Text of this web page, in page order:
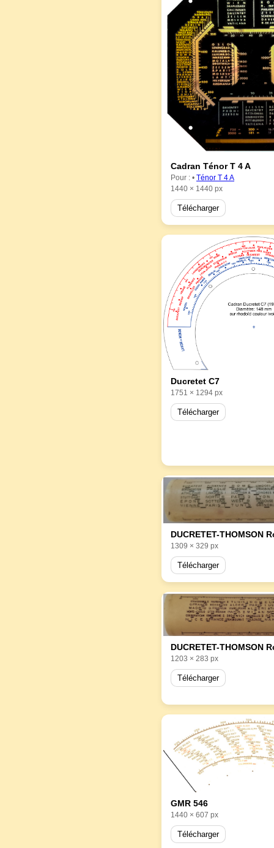
Cadran Ténor T 4 A
Pour : • Ténor T 4 A
1440 × 1440 px
Télécharger
Ducretet C7
1751 × 1294 px
Télécharger
1309 × 329 px
Télécharger
1203 × 283 px
Télécharger
GMR 546
1440 × 607 px
Télécharger